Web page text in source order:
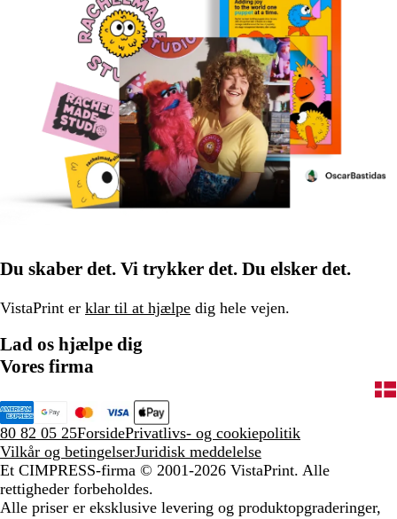
Du skaber det. Vi trykker det. Du elsker det.
VistaPrint er klar til at hjælpe dig hele vejen.
Lad os hjælpe dig
Vores firma
80 82 05 25ForsidePrivatlivs- og cookiepolitik
Vilkår og betingelserJuridisk meddelelse
Et CIMPRESS-firma © 2001-2026 VistaPrint. Alle
rettigheder forbeholdes.
Alle priser er eksklusive levering og produktopgraderinger,